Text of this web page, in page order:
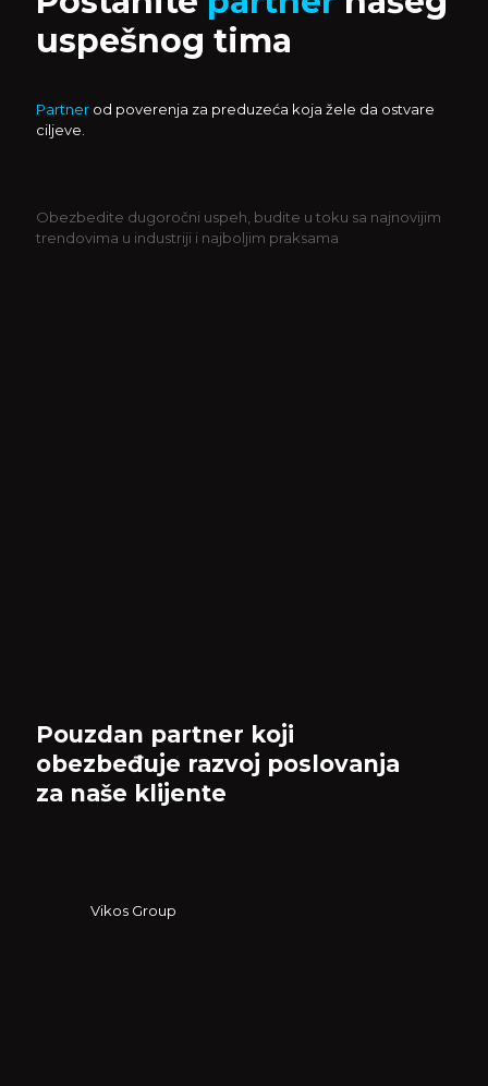
uspešnog tima
Partner od poverenja za preduzeća koja žele da ostvare
ciljeve.
Obezbedite dugoročni uspeh, budite u toku sa najnovijim
trendovima u industriji i najboljim praksama
Pouzdan partner koji
obezbeđuje razvoj poslovanja
za naše klijente
Vikos Group